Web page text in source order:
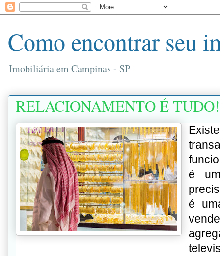
Como encontrar seu
Imobiliária em Campinas - SP
RELACIONAMENTO É TUDO!
é
é